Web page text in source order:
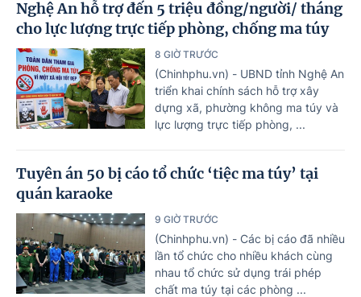
Nghệ An hỗ trợ đến 5 triệu đồng/người/ tháng
cho lực lượng trực tiếp phòng, chống ma túy
8 GIỜ TRƯỚC
(Chinhphu.vn) - UBND tỉnh Nghệ An
triển khai chính sách hỗ trợ xây
dựng xã, phường không ma túy và
lực lượng trực tiếp phòng, ...
Tuyên án 50 bị cáo tổ chức ‘tiệc ma túy’ tại
quán karaoke
9 GIỜ TRƯỚC
(Chinhphu.vn) - Các bị cáo đã nhiều
lần tổ chức cho nhiều khách cùng
nhau tổ chức sử dụng trái phép
chất ma túy tại các phòng ...